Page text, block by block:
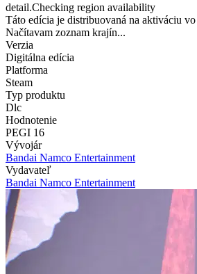
detail.Checking region availability
Táto edícia je distribuovaná na aktiváciu
Načítavam zoznam krajín...
Verzia
Digitálna edícia
Platforma
Steam
Typ produktu
Dlc
Hodnotenie
PEGI 16
Vývojár
Bandai Namco Entertainment
Vydavateľ
Bandai Namco Entertainment